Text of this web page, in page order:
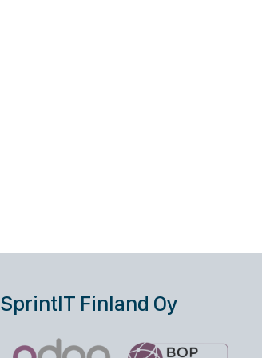
SprintIT Finland Oy